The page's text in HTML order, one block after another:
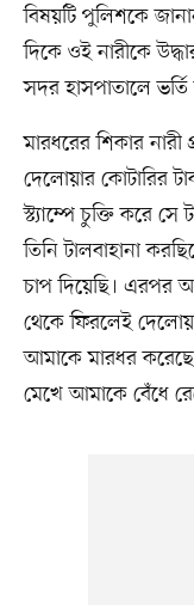
বিষয়টি পুলিশকে
দিকে ওই নারীকে
সদর হাসপাতালে
মারধরের শিকার
দেলোয়ার কোটারির
স্ট্যাম্পে চুক্তি করে সে
তিনি টালবাহানা
চাপ দিয়েছি। এরপর
থেকে ফিরলেই
আমাকে মারধর
মেখে আমাকে বেঁধে